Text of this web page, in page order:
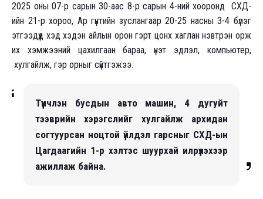
2025 оны 07-р сарын 30-аас 8-р сарын 4-ний хооронд СХД-
ийн 21-р хороо, Ар гүнтийн зуслангаар 20-25 насны 3-4 бүлэг
этгээдүүд хэд хэдэн айлын орон гэрт цонх хаглан нэвтрэн орж
их хэмжээний цахилгаан бараа, үнэт эдлэл, компьютер,
хулгайлж, гэр орныг сүйтгэжээ.
Түүнчлэн бусдын авто машин, 4 дугуйт
тээврийн хэрэгслийг хулгайлж архидан
согтуурсан ноцтой үйлдэл гарсныг СХД-ын
Цагдаагийн 1-р хэлтэс шуурхай илрүүлэхээр
ажиллаж байна.